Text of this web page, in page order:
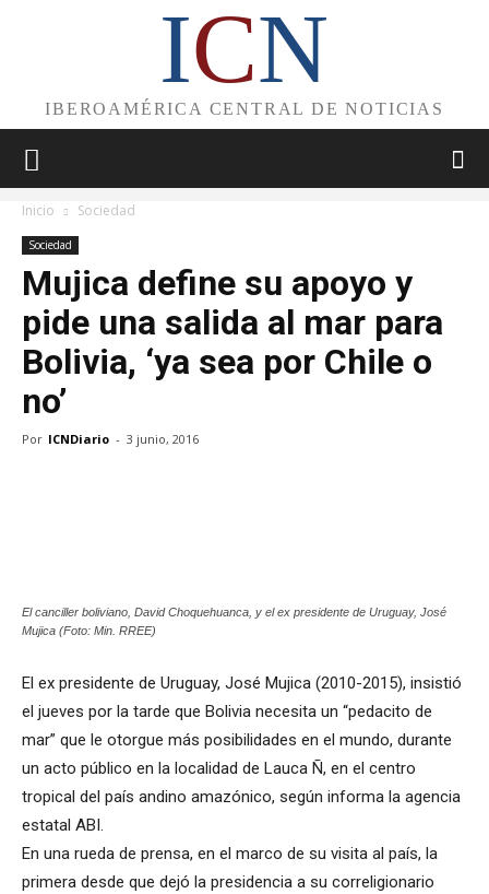
ICN
IBEROAMÉRICA CENTRAL DE NOTICIAS
Inicio Sociedad
Sociedad
Mujica define su apoyo y
pide una salida al mar para
Bolivia, ‘ya sea por Chile o
no’
Por ICNDiario - 3 junio, 2016
El canciller boliviano, David Choquehuanca, y el ex presidente de Uruguay, José
Mujica (Foto: Min. RREE)
El ex presidente de Uruguay, José Mujica (2010-2015), insistió
el jueves por la tarde que Bolivia necesita un “pedacito de
mar” que le otorgue más posibilidades en el mundo, durante
un acto público en la localidad de Lauca Ñ, en el centro
tropical del país andino amazónico, según informa la agencia
estatal ABI.
En una rueda de prensa, en el marco de su visita al país, la
primera desde que dejó la presidencia a su correligionario